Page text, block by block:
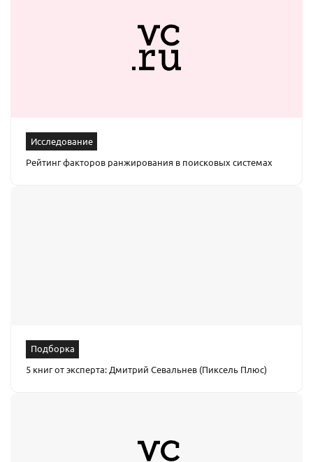
Исследование
Рейтинг факторов ранжирования в поисковых системах
Подборка
5 книг от эксперта: Дмитрий Севальнев (Пиксель Плюс)